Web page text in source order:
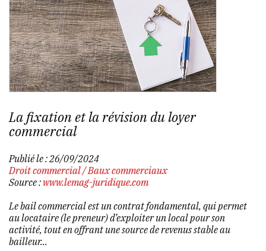
La fixation et la révision du loyer
commercial
Publié le :26/09/2024
Droit commercial/Baux commerciaux
Source : www.lemag-juridique.com
Le bail commercial est un contrat fondamental, qui permet
au locataire (le preneur) d’exploiter un local pour son
activité, tout en offrant une source de revenus stable au
bailleur...